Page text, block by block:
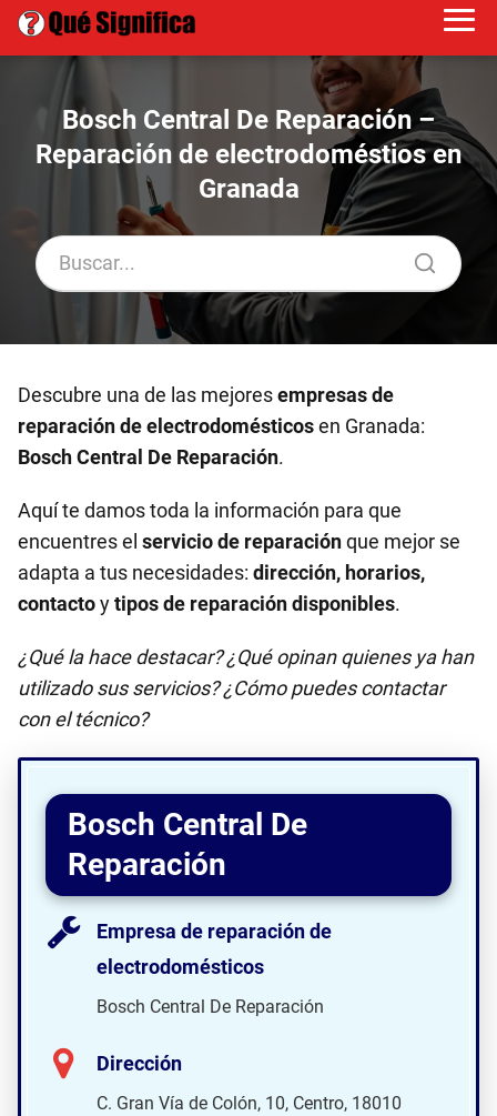
Bosch Central De Reparación –
Reparación de electrodoméstios en
Granada
Descubre una de las mejoresempresas de
reparación de electrodomésticosen Granada:
Bosch Central De Reparación.
Aquí te damos toda la información para que
encuentres el servicio de reparaciónque mejor se
adapta a tus necesidades: dirección, horarios,
contactoytipos de reparación disponibles.
¿Qué la hace destacar? ¿Qué opinan quienes ya han
utilizado sus servicios? ¿Cómo puedes contactar
con el técnico?
Bosch Central De
Reparación
Empresa de reparación de
electrodomésticos
Bosch Central De Reparación
Dirección
C. Gran Vía de Colón, 10, Centro, 18010